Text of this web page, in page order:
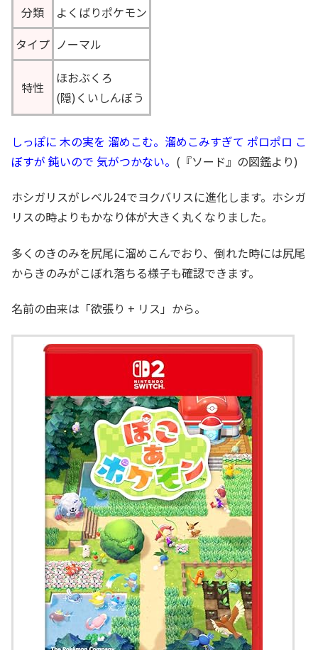
分類
よくばりポケモン
タイプ ノーマル
特性
ほおぶくろ
(隠)くいしんぼう
しっぽに 木の実を 溜めこむ。溜めこみすぎて ポロポロ こ
ぼすが 鈍いので 気がつかない。 (『ソード』の図鑑より)
ホシガリスがレベル24でヨクバリスに進化します。ホシガ
リスの時よりもかなり体が大きく丸くなりました。
多くのきのみを尻尾に溜めこんでおり、倒れた時には尻尾
からきのみがこぼれ落ちる様子も確認できます。
名前の由来は「欲張り + リス」から。